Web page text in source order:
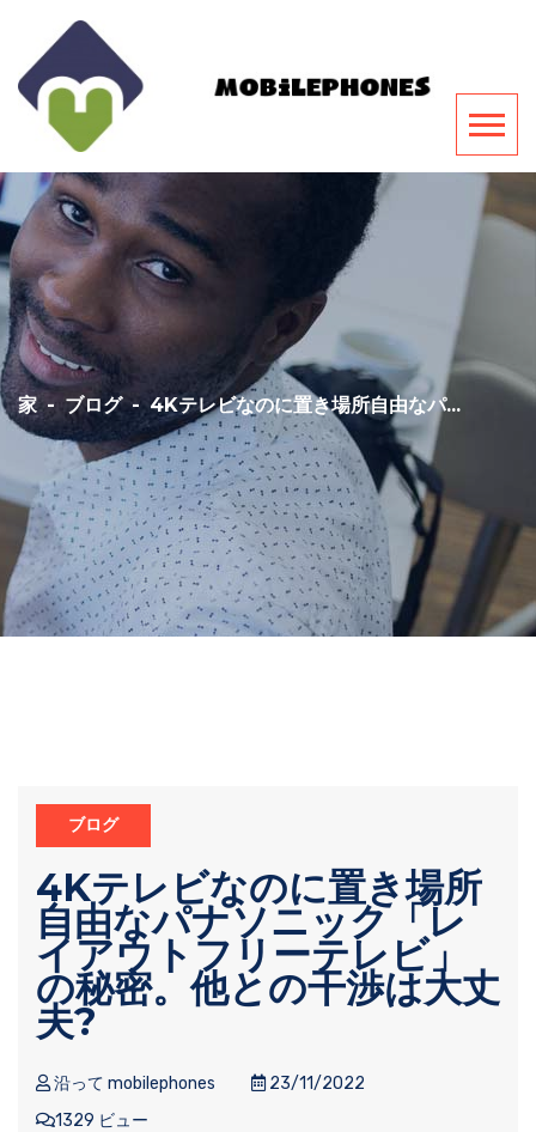
家 - ブログ - 4Kテレビなのに置き場所自由なパ...
ブログ
4Kテレビなのに置き場所
自由なパナソニック「レ
イアウトフリーテレビ」
の秘密。他との干渉は大丈
夫?
沿って mobilephones
23/11/2022
1329 ビュー